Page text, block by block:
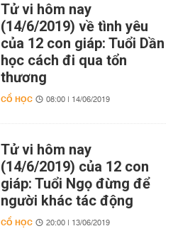
Tử vi hôm nay
(14/6/2019) về tình yêu
của 12 con giáp: Tuổi Dần
học cách đi qua tổn
thương
CỔ HỌC 08:00 | 14/06/2019
Tử vi hôm nay
(14/6/2019) của 12 con
giáp: Tuổi Ngọ đừng để
người khác tác động
CỔ HỌC 20:00 | 13/06/2019